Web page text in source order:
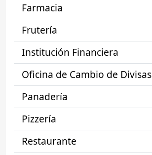
Farmacia
Frutería
Institución Financiera
Oficina de Cambio de Divisas
Panadería
Pizzería
Restaurante